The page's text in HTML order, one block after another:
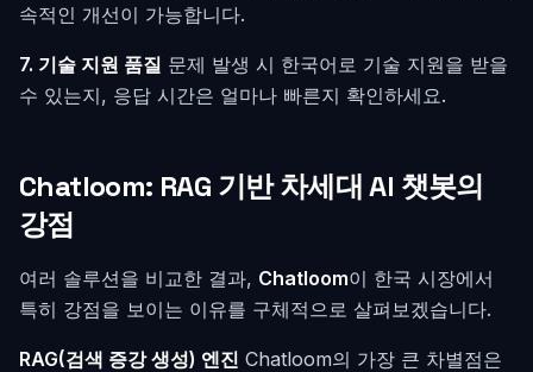
속적인 개선이 가능합니다.
7. 기술 지원 품질 문제 발생 시 한국어로 기술 지원을 받을
수 있는지, 응답 시간은 얼마나 빠른지 확인하세요.
Chatloom: RAG 기반 차세대 AI 챗봇의
강점
여러 솔루션을 비교한 결과, Chatloom이 한국 시장에서
특히 강점을 보이는 이유를 구체적으로 살펴보겠습니다.
RAG(검색 증강 생성) 엔진 Chatloom의 가장 큰 차별점은